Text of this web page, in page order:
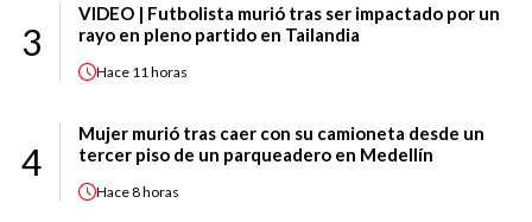
3
VIDEO | Futbolista murió tras ser impactado por un
rayo en pleno partido en Tailandia
Hace 11 horas
4
Mujer murió tras caer con su camioneta desde un
tercer piso de un parqueadero en Medellín
Hace8 horas